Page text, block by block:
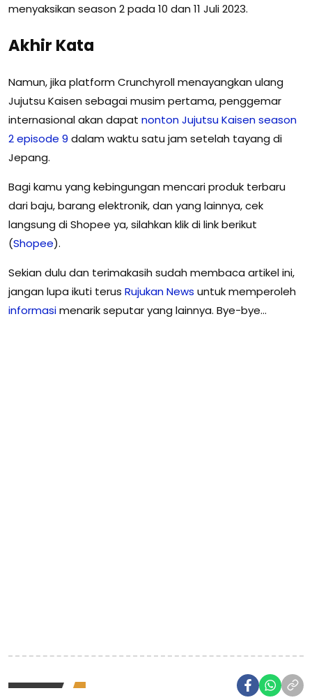
menyaksikan season 2 pada 10 dan 11 Juli 2023.
Akhir Kata
Namun, jika platform Crunchyroll menayangkan ulang
Jujutsu Kaisen sebagai musim pertama, penggemar
internasional akan dapat nonton Jujutsu Kaisen season
2 episode 9 dalam waktu satu jam setelah tayang di
Jepang.
Bagi kamu yang kebingungan mencari produk terbaru
dari baju, barang elektronik, dan yang lainnya, cek
langsung di Shopee ya, silahkan klik di link berikut
(Shopee).
Sekian dulu dan terimakasih sudah membaca artikel ini,
jangan lupa ikuti terus RujukanNews untuk memperoleh
informasimenarik seputar yang lainnya. Bye-bye…